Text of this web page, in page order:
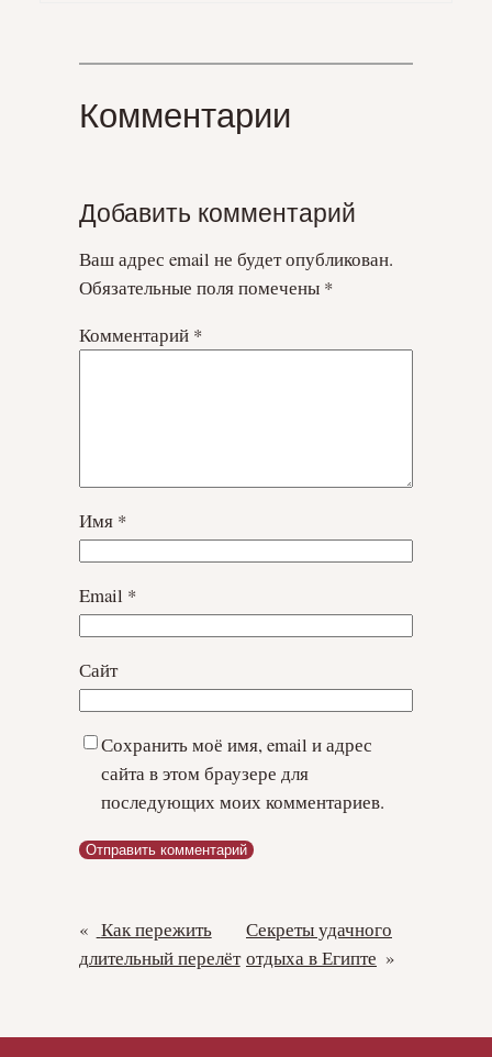
Комментарии
Добавить комментарий
Ваш адрес email не будет опубликован.
Обязательные поля помечены *
Комментарий *
Имя *
Email *
Сайт
Сохранить моё имя, email и адрес
сайта в этом браузере для
последующих моих комментариев.
« Как пережить
длительный перелёт
Секреты удачного
отдыха в Египте »